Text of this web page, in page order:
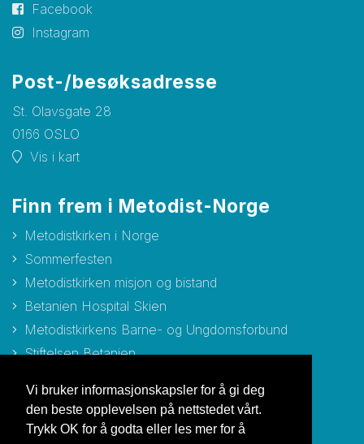
Vi bruker informasjonskapsler for å gi deg
den beste opplevelsen på nettstedet vårt.
Trykk OK for å godta eller les mer for å
Facebook
Instagram
Post-/besøksadresse
St. Olavsgate 28
0166 OSLO
Vis i kart
Finn frem i Metodist-Norge
Metodistkirken i Norge
Sommerfesten
Metodistkirken misjon og bistand
Betanien Hospital Skien
Metodistkirkens Barne- og Ungdomsforbund
Stiftelsen Betanien